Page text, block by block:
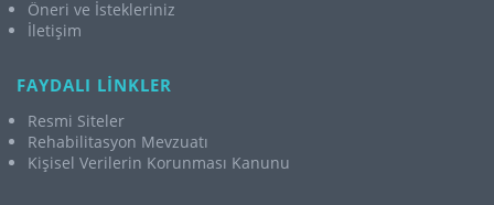
Öneri ve İstekleriniz
İletişim
FAYDALI LİNKLER
Resmi Siteler
Rehabilitasyon Mevzuatı
Kişisel Verilerin Korunması Kanunu